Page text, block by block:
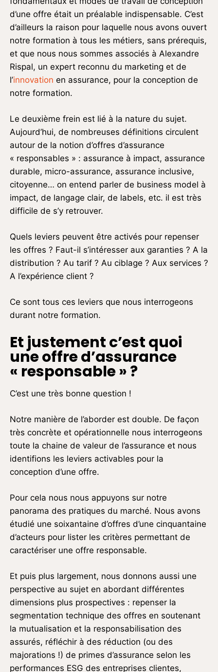
d’une offre était un préalable indispensable. C’est
d’ailleurs la raison pour laquelle nous avons ouvert
notre formation à tous les métiers, sans prérequis,
et que nous nous sommes associés à Alexandre
Rispal, un expert reconnu du marketing et de
l’innovation en assurance, pour la conception de
notre formation.
Le deuxième frein est lié à la nature du sujet.
Aujourd’hui, de nombreuses définitions circulent
autour de la notion d’offres d’assurance
« responsables » : assurance à impact, assurance
durable, micro-assurance, assurance inclusive,
citoyenne… on entend parler de business model à
impact, de langage clair, de labels, etc. il est très
difficile de s’y retrouver.
Quels leviers peuvent être activés pour repenser
les offres ? Faut-il s’intéresser aux garanties ? A la
distribution ? Au tarif ? Au ciblage ? Aux services ?
A l’expérience client ?
Ce sont tous ces leviers que nous interrogeons
durant notre formation.
Et justement c’est quoi
une offre d’assurance
« responsable » ?
C’est une très bonne question !
Notre manière de l’aborder est double. De façon
très concrète et opérationnelle nous interrogeons
toute la chaine de valeur de l’assurance et nous
identifions les leviers activables pour la
conception d’une offre.
Pour cela nous nous appuyons sur notre
panorama des pratiques du marché. Nous avons
étudié une soixantaine d’offres d’une cinquantaine
d’acteurs pour lister les critères permettant de
caractériser une offre responsable.
Et puis plus largement, nous donnons aussi une
perspective au sujet en abordant différentes
dimensions plus prospectives : repenser la
segmentation technique des offres en soutenant
la mutualisation et la responsabilisation des
assurés, réfléchir à des réduction (ou des
majorations !) de primes d’assurance selon les
performances ESG des entreprises clientes,